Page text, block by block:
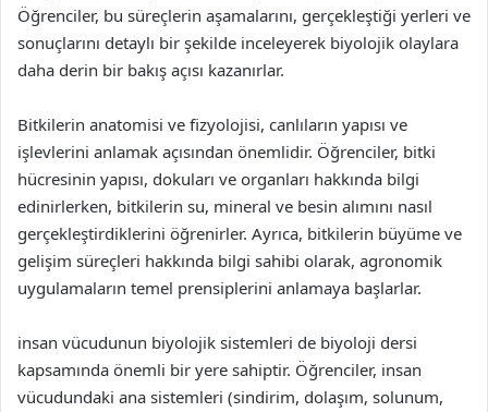
Öğrenciler, bu süreçlerin aşamalarını, gerçekleştiği yerleri ve
sonuçlarını detaylı bir şekilde inceleyerek biyolojik olaylara
daha derin bir bakış açısı kazanırlar.
Bitkilerin anatomisi ve fizyolojisi, canlıların yapısı ve
işlevlerini anlamak açısından önemlidir. Öğrenciler, bitki
hücresinin yapısı, dokuları ve organları hakkında bilgi
edinirlerken, bitkilerin su, mineral ve besin alımını nasıl
gerçekleştirdiklerini öğrenirler. Ayrıca, bitkilerin büyüme ve
gelişim süreçleri hakkında bilgi sahibi olarak, agronomik
uygulamaların temel prensiplerini anlamaya başlarlar.
insan vücudunun biyolojik sistemleri de biyoloji dersi
kapsamında önemli bir yere sahiptir. Öğrenciler, insan
vücudundaki ana sistemleri (sindirim, dolaşım, solunum,